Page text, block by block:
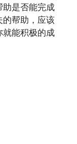
助是否能完成
的帮助，应该
就能积极的成